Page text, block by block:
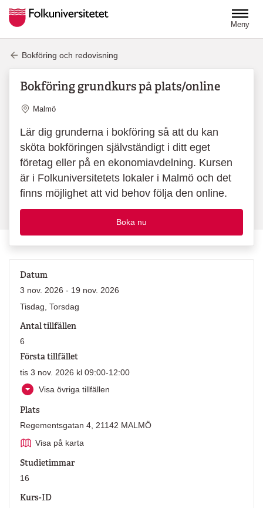
Meny
Bokföring och redovisning
Bokföring grundkurs på plats/online
Plats
Malmö
Lär dig grunderna i bokföring så att du kan
sköta bokföringen självständigt i ditt eget
företag eller på en ekonomiavdelning. Kursen
är i Folkuniversitetets lokaler i Malmö och det
finns möjlighet att vid behov följa den online.
Boka nu
Datum
3 nov. 2026 - 19 nov. 2026
Tisdag, Torsdag
Antal tillfällen
6
Första tillfället
tis 3 nov. 2026 kl 09:00-12:00
Visa övriga tillfällen
Plats
Regementsgatan 4, 21142 MALMÖ
Visa på karta
Studietimmar
16
Kurs-ID